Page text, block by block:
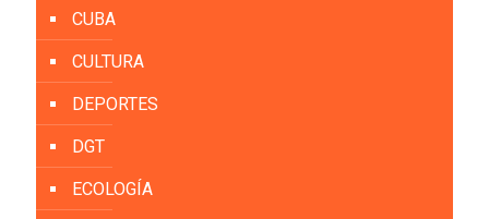
CUBA
CULTURA
DEPORTES
DGT
ECOLOGÍA